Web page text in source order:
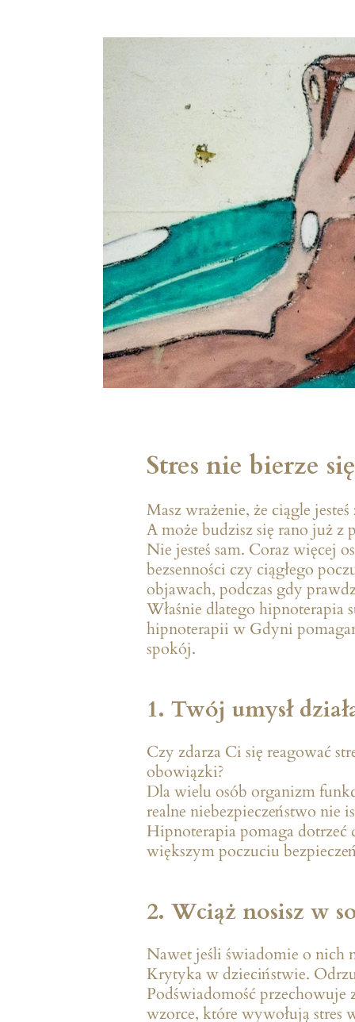
Stres nie bierze
Masz wrażenie, że ciągle
A może budzisz się rano już z
Nie jesteś sam. Coraz więcej
bezsenności czy ciągłego
objawach, podczas gdy
Właśnie dlatego hipnoterapia
hipnoterapii w Gdyni
spokój.
1. Twój umysł
Czy zdarza Ci się reagować
obowiązki?
Dla wielu osób organizm
realne niebezpieczeństwo nie
Hipnoterapia pomaga
większym poczuciu
2. Wciąż nosisz w
Nawet jeśli świadomie o nich
Krytyka w dzieciństwie.
Podświadomość przechowuje
wzorce, które wywołują stres